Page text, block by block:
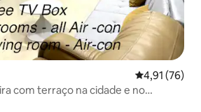
4,91 de uma
4,91 (76)
com terraço na cidade e no